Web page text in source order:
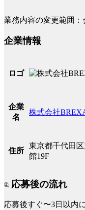
業務内容の変更範囲
企業情報
ロゴ
企業
名
株式会社
住所
東京都千代田
館19F
応募後の流れ
応募後すぐ〜3日以内